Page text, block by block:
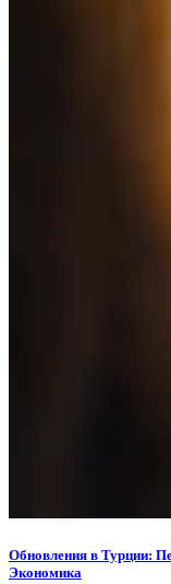
Обновления в Турции:
Экономика